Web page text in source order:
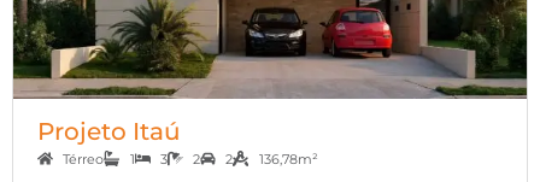
Projeto Itaú
Térreo 1 3 2 2 136,78m²